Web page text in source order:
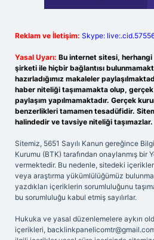
Reklam ve İletişim: Skype:
Yasal Uyarı: Bu internet sitesi,
şirketi ile hiçbir bağlantısı
hazırladığımız makaleler
haber niteliği taşımamakta olup,
paylaşım yapılmamaktadır. Gerçek
benzerlikleri tamamen tesadüfidir.
halindedir ve tavsiye niteliği taşımazlar.
Sitemiz, 5651 Sayılı Kanun gereğince
Kurumu (BTK) tarafından onaylanmış bir
vermektedir. Bu nedenle, sitedeki
veya araştırma yükümlülüğümüz
yazdıkları içeriklerin sorumluluğunu
bu sorumluluğu kabul etmiş sayılırlar.
Hukuka ve yasal düzenlemelere aykırı
içerikleri,